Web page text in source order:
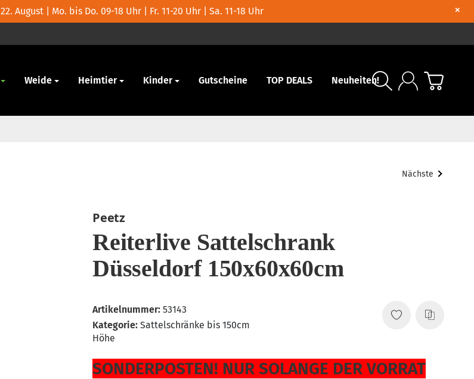
August | Mo. bis Do. 09-18 Uhr | Fr. 11-20 Uhr | Sa. 11-18 Uhr ×
Weide Heimtier Kinder Gutscheine TOP DEALS Neuheiten!
Nächste
Peetz
Reiterlive Sattelschrank
Düsseldorf 150x60x60cm
Artikelnummer: 53143
Kategorie: Sattelschränke bis 150cm
Höhe
SONDERPOSTEN! NUR SOLANGE DER VORRAT